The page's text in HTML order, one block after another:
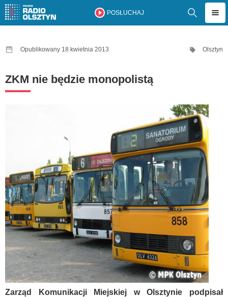
POSŁUCHAJ
Opublikowany 18 kwietnia 2013 Olsztyn
ZKM nie będzie monopolistą
Zarząd Komunikacji Miejskiej w Olsztynie podpisał